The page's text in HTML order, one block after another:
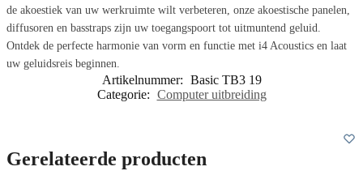
de akoestiek van uw werkruimte wilt verbeteren, onze akoestische panelen,
diffusoren en basstraps zijn uw toegangspoort tot uitmuntend geluid.
Ontdek de perfecte harmonie van vorm en functie met i4 Acoustics en laat
uw geluidsreis beginnen.
Artikelnummer: Basic TB3 19
Categorie: Computer uitbreiding
Gerelateerde producten